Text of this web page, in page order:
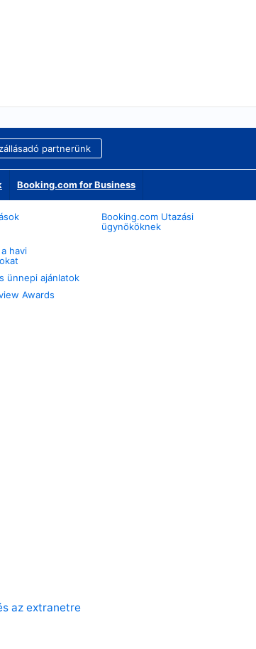
partnerünk
Booking.com for Business
havi
ünnepi ajánlatok
Awards
Booking.com Utazási
ügynököknek
az extranetre